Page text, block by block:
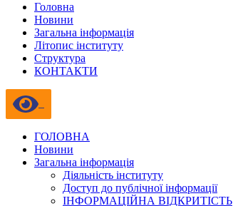
Головна
Новини
Загальна інформація
Літопис інституту
Структура
КОНТАКТИ
ГОЛОВНА
Новини
Загальна інформація
Діяльність інституту
Доступ до публічної інформації
ІНФОРМАЦІЙНА ВІДКРИТІСТЬ